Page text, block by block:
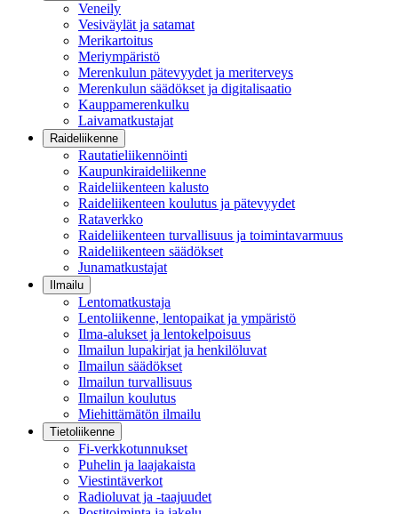
Veneily
Vesiväylät ja satamat
Merikartoitus
Meriympäristö
Merenkulun pätevyydet ja meriterveys
Merenkulun säädökset ja digitalisaatio
Kauppamerenkulku
Laivamatkustajat
Raideliikenne
Rautatieliikennöinti
Kaupunkiraideliikenne
Raideliikenteen kalusto
Raideliikenteen koulutus ja pätevyydet
Rataverkko
Raideliikenteen turvallisuus ja toimintavarmuus
Raideliikenteen säädökset
Junamatkustajat
Ilmailu
Lentomatkustaja
Lentoliikenne, lentopaikat ja ympäristö
Ilma-alukset ja lentokelpoisuus
Ilmailun lupakirjat ja henkilöluvat
Ilmailun säädökset
Ilmailun turvallisuus
Ilmailun koulutus
Miehittämätön ilmailu
Tietoliikenne
Fi-verkkotunnukset
Puhelin ja laajakaista
Viestintäverkot
Radioluvat ja -taajuudet